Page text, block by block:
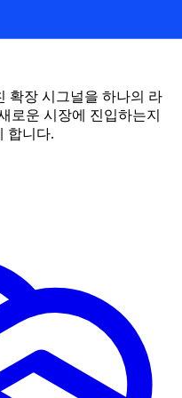
확장 시그널을 하나의 라
로운 시장에 진입하는지
합니다.